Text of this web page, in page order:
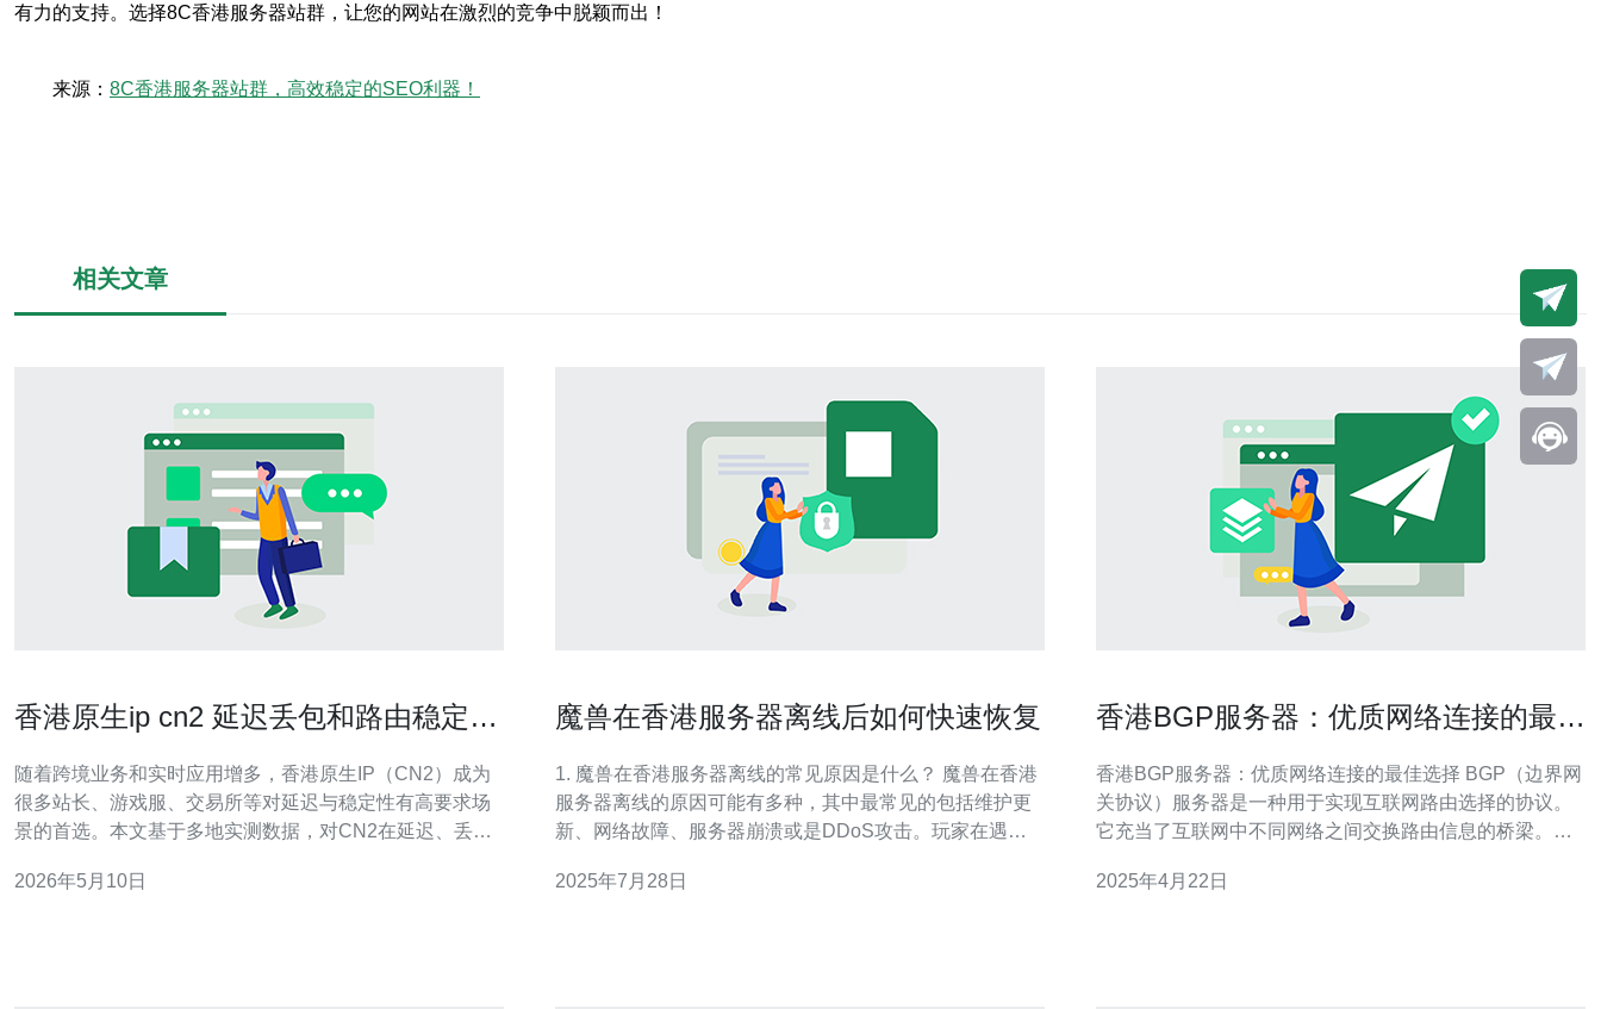
有力的支持。选择8C香港服务器站群，让您的网站在激烈的竞争中脱颖而出！
来源： 8C香港服务器站群，高效稳定的SEO利器！
相关文章
香港原生ip cn2 延迟丢包和路由稳定性
随着跨境业务和实时应用增多，香港原生IP（CN2）成为
很多站长、游戏服、交易所等对延迟与稳定性有高要求场
景的首选。本文基于多地实测数据，对CN2在延迟、丢包
机或配置CDN与高防DDoS时作出判断。 测试环境说明：
2026年5月10日
魔兽在香港服务器离线后如何快速恢复
1. 魔兽在香港服务器离线的常见原因是什么？ 魔兽在香港
服务器离线的原因可能有多种，其中最常见的包括维护更
新、网络故障、服务器崩溃或是DDoS攻击。玩家在遇到
公告，了解服务器离线的具体原因。 2. 如何判断我的网络
2025年7月28日
香港BGP服务器：优质网络连接的最佳
香港BGP服务器：优质网络连接的最佳选择 BGP（边界网
关协议）服务器是一种用于实现互联网路由选择的协议。
它充当了互联网中不同网络之间交换路由信息的桥梁。
供高速、稳定的网络连接。 香港作为国际金融和商业中
2025年4月22日